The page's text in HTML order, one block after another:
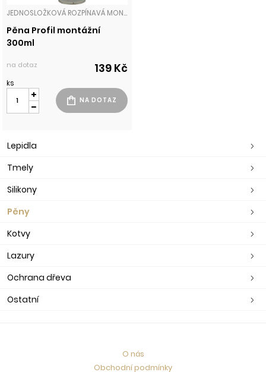
JEDNOSLOŽKOVÁ ROZPÍNAVÁ MONTÁŽNÍ PĚNA PŘIPRAVENA K OKAMŽITÉMU POUŽITÍ PROSTŘEDNICTVÍM TRUBIČKOVÉHO APLIKÁTORU. VYROBENA Z VYSOCE KVALITNÍCH SUROVIN, VHODNÁ I K PROFESIONÁLNÍMU POUŽITÍ. PĚNY
Pěna Profil montážní
300ml
na dotaz 139 Kč
ks
Lepidla
Tmely
Silikony
Pěny
Kotvy
Lazury
Ochrana dřeva
Ostatní
O nás
Obchodní podmínky